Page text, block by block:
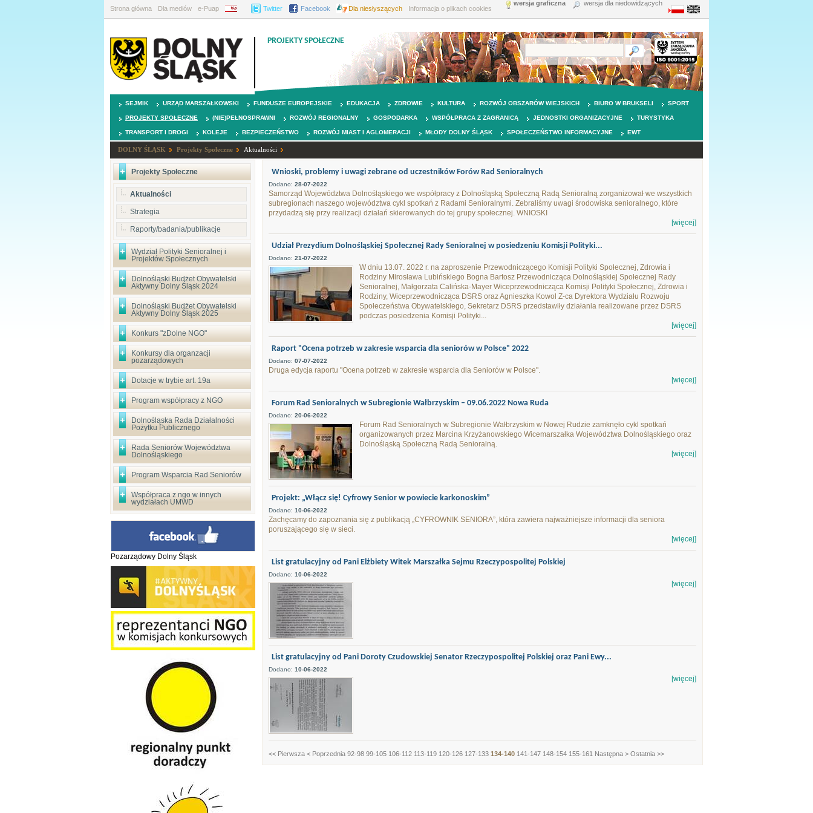
Strona główna Dla mediów e-Puap BIP Twitter Facebook Dla niesłyszących Informacja o plikach cookies
wersja graficzna wersja dla niedowidzących
PROJEKTY SPOŁECZNE
SEJMIK URZĄD MARSZAŁKOWSKI FUNDUSZE EUROPEJSKIE EDUKACJA ZDROWIE KULTURA ROZWÓJ OBSZARÓW WIEJSKICH BIURO W BRUKSELI SPORT
PROJEKTY SPOŁECZNE (NIE)PEŁNOSPRAWNI ROZWÓJ REGIONALNY GOSPODARKA WSPÓŁPRACA Z ZAGRANICĄ JEDNOSTKI ORGANIZACYJNE TURYSTYKA
TRANSPORT I DROGI KOLEJE BEZPIECZEŃSTWO ROZWÓJ MIAST I AGLOMERACJI MŁODY DOLNY ŚLĄSK SPOŁECZEŃSTWO INFORMACYJNE EWT
DOLNY ŚLĄSK Projekty Społeczne Aktualności
Projekty Społeczne
Aktualności
Strategia
Raporty/badania/publikacje
Wydział Polityki Senioralnej i
Projektów Społecznych
Dolnośląski Budżet Obywatelski
Aktywny Dolny Śląsk 2024
Dolnośląski Budżet Obywatelski
Aktywny Dolny Śląsk 2025
Konkurs "zDolne NGO"
Konkursy dla organzacji
pozarządowych
Dotacje w trybie art. 19a
Program współpracy z NGO
Dolnośląska Rada Działalności
Pożytku Publicznego
Rada Seniorów Województwa
Dolnośląskiego
Program Wsparcia Rad Seniorów
Współpraca z ngo w innych
wydziałach UMWD
Pozarządowy Dolny Śląsk
Wnioski, problemy i uwagi zebrane od uczestników Forów Rad Senioralnych
Dodano: 28-07-2022
Samorząd Województwa Dolnośląskiego we współpracy z Dolnośląską Społeczną Radą Senioralną zorganizował we wszystkich
subregionach naszego województwa cykl spotkań z Radami Senioralnymi. Zebraliśmy uwagi środowiska senioralnego, które
przydadzą się przy realizacji działań skierowanych do tej grupy społecznej. WNIOSKI
[więcej]
Udział Prezydium Dolnośląskiej Społecznej Rady Senioralnej w posiedzeniu Komisji Polityki...
Dodano: 21-07-2022
W dniu 13.07. 2022 r. na zaproszenie Przewodniczącego Komisji Polityki Społecznej, Zdrowia i
Rodziny Mirosława Lubińskiego Bogna Bartosz Przewodnicząca Dolnośląskiej Społecznej Rady
Senioralnej, Małgorzata Calińska-Mayer Wiceprzewodnicząca Komisji Polityki Społecznej, Zdrowia i
Rodziny, Wiceprzewodnicząca DSRS oraz Agnieszka Kowol Z-ca Dyrektora Wydziału Rozwoju
Społeczeństwa Obywatelskiego, Sekretarz DSRS przedstawiły działania realizowane przez DSRS
podczas posiedzenia Komisji Polityki...
[więcej]
Raport "Ocena potrzeb w zakresie wsparcia dla seniorów w Polsce" 2022
Dodano: 07-07-2022
Druga edycja raportu "Ocena potrzeb w zakresie wsparcia dla Seniorów w Polsce".
[więcej]
Forum Rad Senioralnych w Subregionie Wałbrzyskim – 09.06.2022 Nowa Ruda
Dodano: 20-06-2022
Forum Rad Senioralnych w Subregionie Wałbrzyskim w Nowej Rudzie zamknęło cykl spotkań
organizowanych przez Marcina Krzyżanowskiego Wicemarszałka Województwa Dolnośląskiego oraz
Dolnośląską Społeczną Radą Senioralną.
[więcej]
Projekt: „Włącz się! Cyfrowy Senior w powiecie karkonoskim”
Dodano: 10-06-2022
Zachęcamy do zapoznania się z publikacją „CYFROWNIK SENIORA”, która zawiera najważniejsze informacji dla seniora
poruszającego się w sieci.
[więcej]
List gratulacyjny od Pani Elżbiety Witek Marszałka Sejmu Rzeczypospolitej Polskiej
Dodano: 10-06-2022
[więcej]
List gratulacyjny od Pani Doroty Czudowskiej Senator Rzeczypospolitej Polskiej oraz Pani Ewy...
Dodano: 10-06-2022
[więcej]
<< Pierwsza < Poprzednia 92-98 99-105 106-112 113-119 120-126 127-133 134-140 141-147 148-154 155-161 Następna > Ostatnia >>